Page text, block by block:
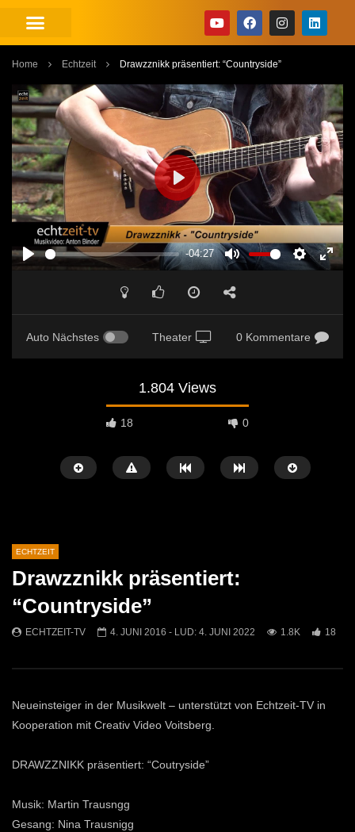
Home Echtzeit Drawzznikk präsentiert: “Countryside”
PLAY
-04:27
MUTE SETTINGS
PLAY
Auto Nächstes Theater 0 Kommentare
1.804 Views
18 0
Mittendrin
812
1
Kammern
613
0
ECHTZEIT
Drawzznikk präsentiert:
“Countryside”
ECHTZEIT-TV 4. JUNI 2016 - LUD: 4. JUNI 2022 1.8K 18
Neueinsteiger in der Musikwelt – unterstützt von Echtzeit-TV in
Kooperation mit Creativ Video Voitsberg.
DRAWZZNIKK präsentiert: “Coutryside”
Musik: Martin Trausngg
Gesang: Nina Trausnigg